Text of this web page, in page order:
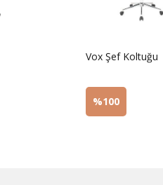
Vox Şef Koltuğu
%100